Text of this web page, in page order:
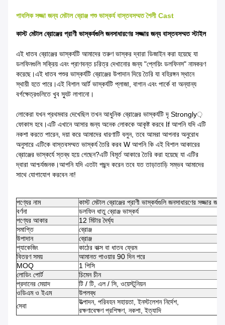
পাবলিক সজ্জা জন্য মেটাল ব্রোঞ্জ পশু ভাস্কর্য বাস্তবসম্মত শৈলী Cast
কাস্ট মেটাল ব্রোঞ্জের প্রাণী ভাস্কর্যগুলি জনসাধারণের সজ্জার জন্য বাস্তবসম্মত স্টাইল
এই ধাতব ব্রোঞ্জের ভাস্কর্যটি আমাদের তরুণ ভাস্কর দ্বারা ডিজাইন করা হয়েছে যা
ডলফিনগুলি সক্রিয় এবং প্রাণবন্ত চরিত্র দেখানোর জন্য "প্লেয়িং ডলফিনস" নামকরণ
করেছে।এই ধাতব পশুর ভাস্কর্যটি ব্রোঞ্জের উপাদান দিয়ে তৈরি যা বহিরঙ্গন স্থানে
স্থায়ী হতে পারে।এই বিশাল আর্ট ভাস্কর্যটি প্লাজা, বাগান এবং পার্কে বা অন্যান্য
বর্গক্ষেত্রগুলিতে খুব স্যুট লাগানো।
লোকেরা যখন প্রথমবার দেখেছিল তখন আধুনিক ব্রোঞ্জের ভাস্কর্যটি দৃ Strongly়
ফোকাস হবে।এটি এখানে আসার জন্য অনেক লোককে আকৃষ্ট করবে If আপনি যদি এটি
নকশা করতে পারেন, দয়া করে আমাদের ধারণাটি বলুন, তবে আমরা আপনার অনুরোধ
অনুসারে এটিকে বাস্তবসম্মত ভাস্কর্য তৈরি করব W আপনি কি এই বিশাল আকারের
ব্রোঞ্জের ভাস্কর্যে স্তব্ধ হয়ে গেছেন?এটি বিমূর্ত আকারে তৈরি করা হয়েছে যা এটির
দ্বারা আশ্চর্যজনক।আপনি যদি এতটা পছন্দ করেন তবে যত তাড়াতাড়ি সম্ভব আমাদের
সাথে যোগাযোগ করবেন না!
পণ্যের নাম
কাস্ট মেটাল ব্রোঞ্জের প্রাণী ভাস্কর্যগুলি জনসাধারণের সজ্জার
বর্ণনা
ডলফিন ধাতু ব্রোঞ্জ ভাস্কর্য
পণ্যের আকার
12 মিটার দৈর্ঘ্য
সমাপ্তি
ব্রোঞ্জ
উপাদান
ব্রোঞ্জ
প্যাকেজিং
কাঠের বাক্স বা ধাতব ফ্রেম
বিতরণ সময়
আমানত পাওয়ার 90 দিন পরে
MOQ
1 পিসি
লোডিং পোর্ট
চিমেন চীন
প্রদানের মেয়াদ
টি / টি, এল / সি, ওয়েস্টুনিয়ন
ওডিএম ও ইএম
উপলব্ধ
সেবা
উত্পাদন, পরিবহন সহায়তা, ইনস্টলেশন নির্দেশ,
রক্ষণাবেক্ষণ প্রশিক্ষণ, নকশা, ইত্যাদি